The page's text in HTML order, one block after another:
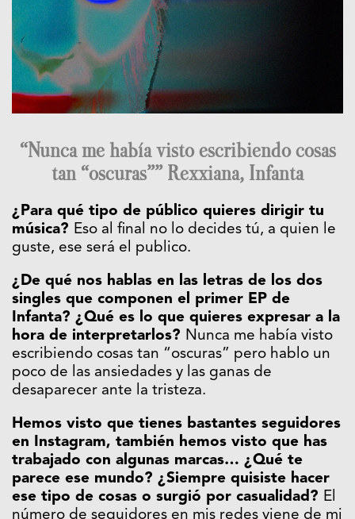
“Nunca me había visto escribiendo cosas
tan “oscuras”” Rexxiana, Infanta
¿Para qué tipo de público quieres dirigir tu
música? Eso al final no lo decides tú, a quien le
guste, ese será el publico.
¿De qué nos hablas en las letras de los dos
singles que componen el primer EP de
Infanta? ¿Qué es lo que quieres expresar a la
hora de interpretarlos? Nunca me había visto
escribiendo cosas tan “oscuras” pero hablo un
poco de las ansiedades y las ganas de
desaparecer ante la tristeza.
Hemos visto que tienes bastantes seguidores
en Instagram, también hemos visto que has
trabajado con algunas marcas… ¿Qué te
parece ese mundo? ¿Siempre quisiste hacer
ese tipo de cosas o surgió por casualidad? El
número de seguidores en mis redes viene de mi